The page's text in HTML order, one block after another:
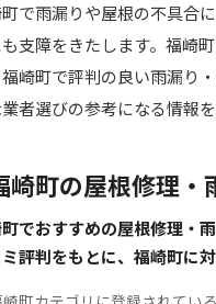
で雨漏りや屋根の不具合
支障をきたします。福崎
崎町で評判の良い雨漏り
者選びの参考になる情報を
崎町の屋根修理・
でおすすめの屋根修理・
評判をもとに、福崎町に